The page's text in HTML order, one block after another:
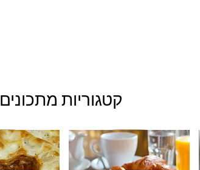
קטגוריות מתכונים